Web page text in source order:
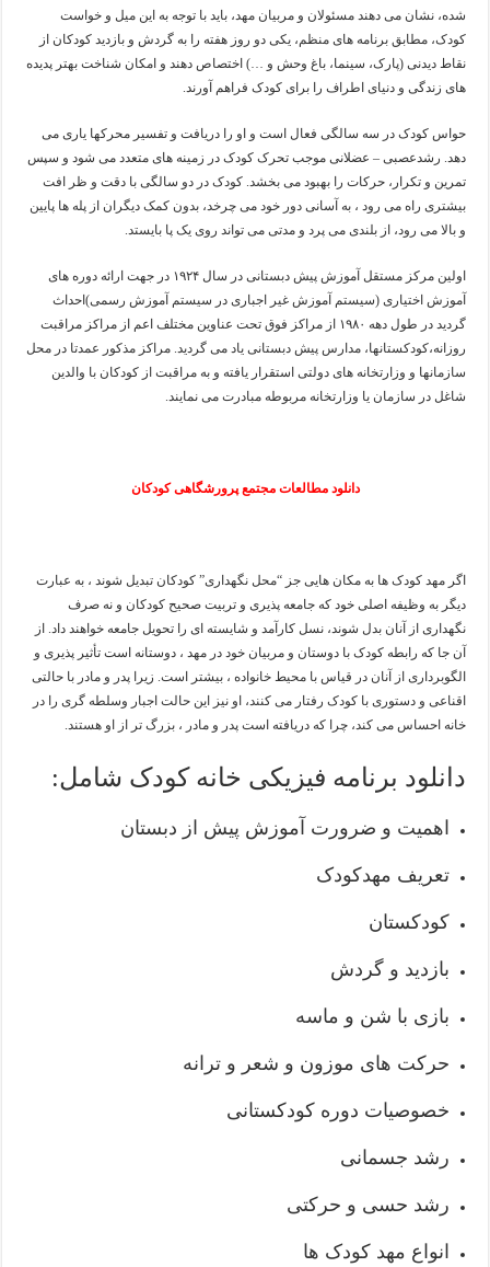
شده، نشان می دهند مسئولان و مربیان مهد، باید با توجه به این میل و خواست
کودک، مطابق برنامه های منظم، یکی دو روز هفته را به گردش و بازدید کودکان از
نقاط دیدنی (پارک، سینما، باغ وحش و …) اختصاص دهند و امکان شناخت بهتر پدیده
های زندگی و دنیای اطراف را برای کودک فراهم آورند.
حواس کودک در سه سالگی فعال است و او را دریافت و تفسیر محرکها یاری می
دهد. رشدعصبی – عضلانی موجب تحرک کودک در زمینه های متعدد می شود و سپس
تمرین و تکرار، حرکات را بهبود می بخشد. کودک در دو سالگی با دقت و ظر افت
بیشتری راه می رود ، به آسانی دور خود می چرخد، بدون کمک دیگران از پله ها پایین
و بالا می رود، از بلندی می پرد و مدتی می تواند روی یک پا بایستد.
اولین مرکز مستقل آموزش پیش دبستانی در سال ۱۹۲۴ در جهت ارائه دوره های
آموزش اختیاری (سیستم آموزش غیر اجباری در سیستم آموزش رسمی)احداث
گردید در طول دهه ۱۹۸۰ از مراکز فوق تحت عناوین مختلف اعم از مراکز مراقبت
روزانه،کودکستانها، مدارس پیش دبستانی یاد می گردید. مراکز مذکور عمدتا در محل
سازمانها و وزارتخانه های دولتی استقرار یافته و به مراقبت از کودکان با والدین
شاغل در سازمان یا وزارتخانه مربوطه مبادرت می نمایند.
دانلود مطالعات مجتمع پرورشگاهی کودکان
اگر مهد کودک ها به مکان هایی جز “محل نگهداری” کودکان تبدیل شوند ، به عبارت
دیگر به وظیفه اصلی خود که جامعه پذیری و تربیت صحیح کودکان و نه صرف
نگهداری از آنان بدل شوند، نسل کارآمد و شایسته ای را تحویل جامعه خواهند داد. از
آن جا که رابطه کودک با دوستان و مربیان خود در مهد ، دوستانه است تأثیر پذیری و
الگوبرداری از آنان در قیاس با محیط خانواده ، بیشتر است. زیرا پدر و مادر با حالتی
اقناعی و دستوری با کودک رفتار می کنند، او نیز این حالت اجبار وسلطه گری را در
خانه احساس می کند، چرا که دریافته است پدر و مادر ، بزرگ تر از او هستند.
دانلود برنامه فیزیکی خانه کودک شامل:
اهمیت و ضرورت آموزش پیش از دبستان
تعریف مهدکودک
کودکستان
بازدید و گردش
بازی با شن و ماسه
حرکت های موزون و شعر و ترانه
خصوصیات دوره کودکستانی
رشد جسمانی
رشد حسی و حرکتی
انواع مهد کودک ها